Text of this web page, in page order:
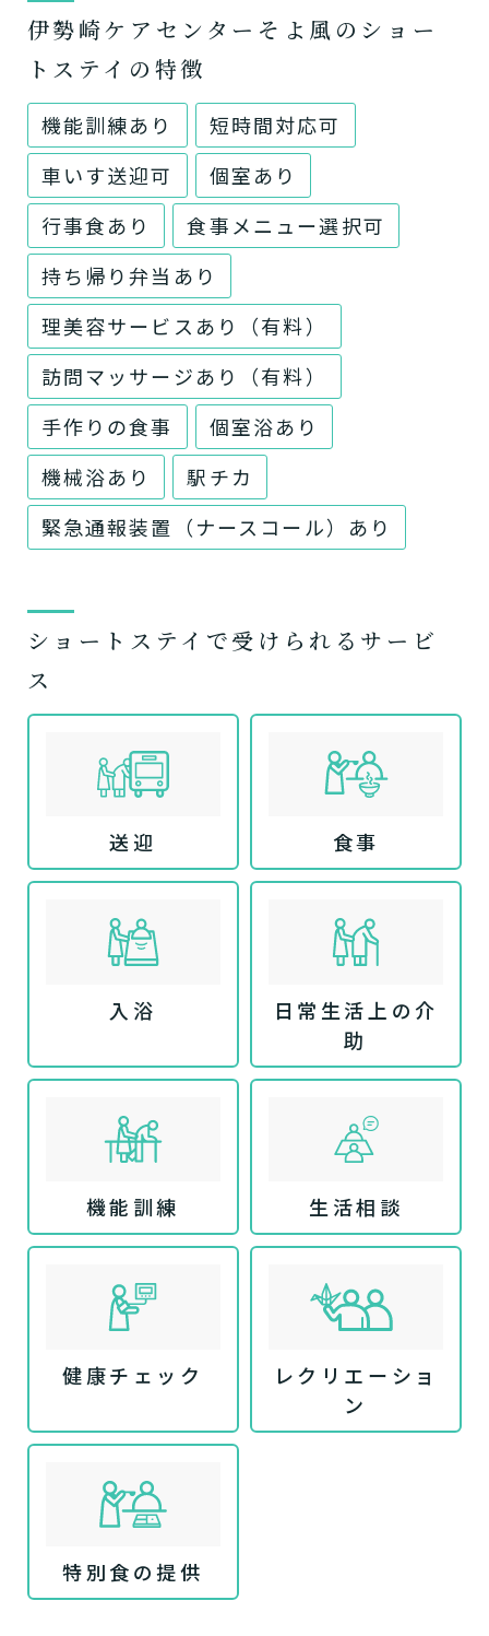
伊勢崎ケアセンターそよ風のショー
トステイの特徴
機能訓練あり
短時間対応可
車いす送迎可
個室あり
行事食あり
食事メニュー選択可
持ち帰り弁当あり
理美容サービスあり（有料）
訪問マッサージあり（有料）
手作りの食事
個室浴あり
機械浴あり
駅チカ
緊急通報装置（ナースコール）あり
ショートステイで受けられるサービ
ス
送迎 食事
入浴
日常生活上の介
助
機能訓練 生活相談
健康チェック
レクリエーショ
ン
特別食の提供